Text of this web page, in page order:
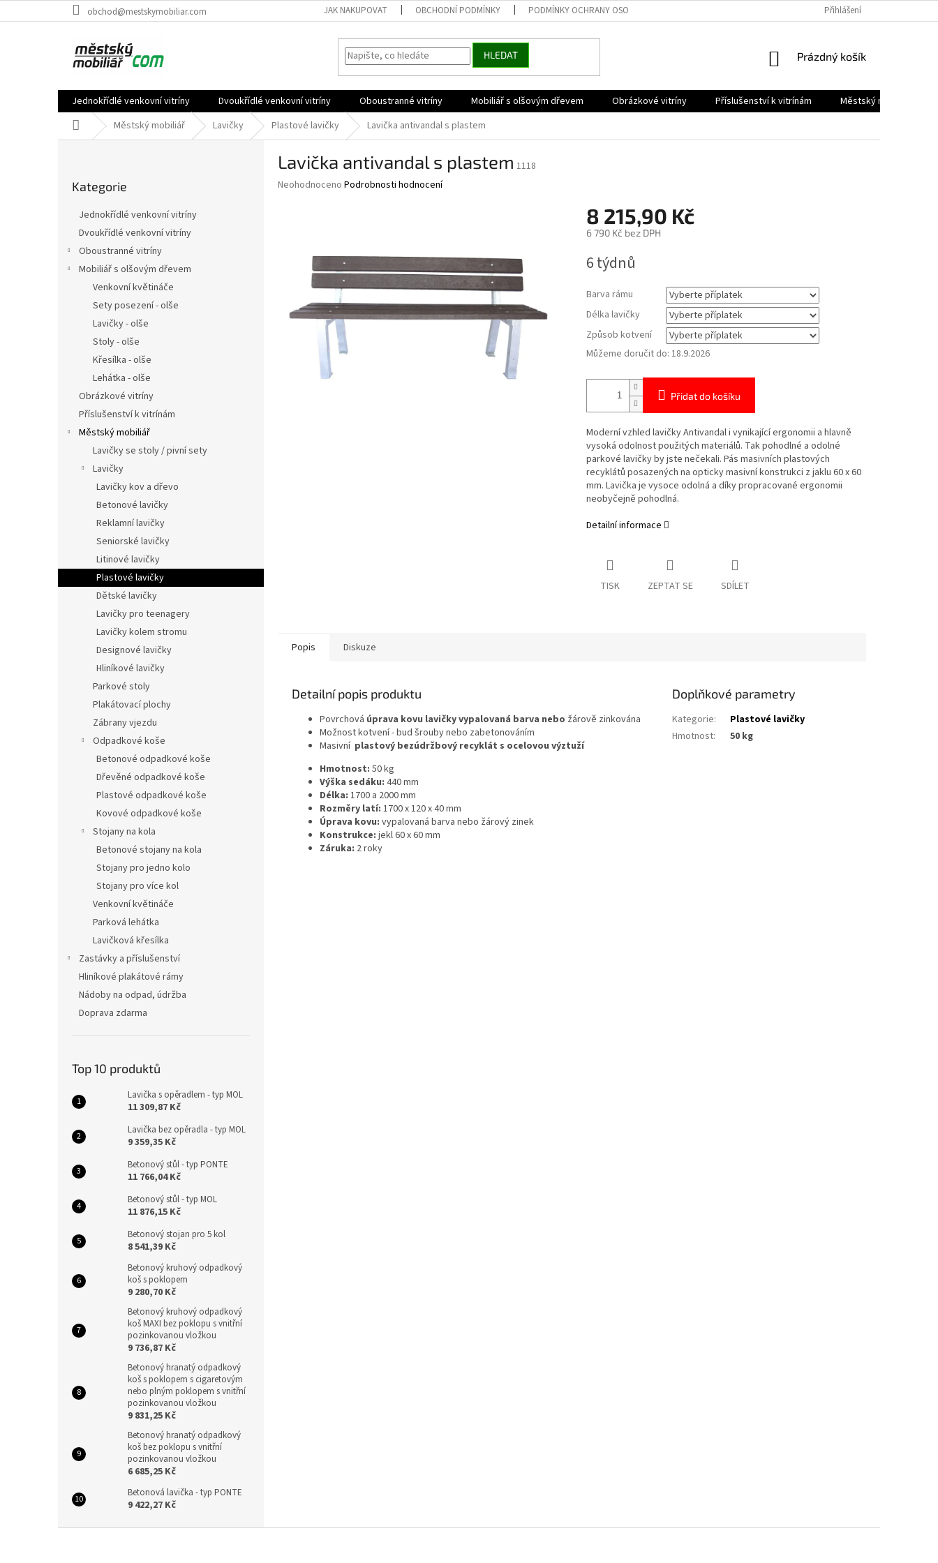
na
obchod@mestskymobiliar.com JAK NAKUPOVAT OBCHODNÍ PODMÍNKY PODMÍNKY OCHRANY OSOBNÍCH ÚDAJŮ Přihlášení
HLEDAT
NÁKUPNÍ
Prázdný košík
Jednokřídlé venkovní vitríny Dvoukřídlé venkovní vitríny Oboustranné vitríny Mobiliář s olšovým dřevem Obrázkové vitríny Příslušenství k vitrínám
Městský mobiliář
Domů Městský mobiliář Lavičky Plastové lavičky Lavička antivandal s plastem
kategorie
Kategorie
Jednokřídlé venkovní vitríny
Dvoukřídlé venkovní vitríny
Oboustranné vitríny
Mobiliář s olšovým dřevem
Venkovní květináče
Sety posezení - olše
Lavičky - olše
Stoly - olše
Křesílka - olše
Lehátka - olše
Obrázkové vitríny
Příslušenství k vitrínám
Městský mobiliář
Lavičky se stoly / pivní sety
Lavičky
Lavičky kov a dřevo
Betonové lavičky
Reklamní lavičky
Seniorské lavičky
Litinové lavičky
Plastové lavičky
Dětské lavičky
Lavičky pro teenagery
Lavičky kolem stromu
Designové lavičky
Hliníkové lavičky
Parkové stoly
Plakátovací plochy
Zábrany vjezdu
Odpadkové koše
Betonové odpadkové koše
Dřevěné odpadkové koše
Plastové odpadkové koše
Kovové odpadkové koše
Stojany na kola
Betonové stojany na kola
Stojany pro jedno kolo
Stojany pro více kol
Venkovní květináče
Parková lehátka
Lavičková křesílka
Zastávky a příslušenství
Hliníkové plakátové rámy
Nádoby na odpad, údržba
Doprava zdarma
Top 10 produktů
Lavička s opěradlem - typ MOL
11 309,87 Kč
Lavička bez opěradla - typ MOL
9 359,35 Kč
Betonový stůl - typ PONTE
11 766,04 Kč
Betonový stůl - typ MOL
11 876,15 Kč
Betonový stojan pro 5 kol
8 541,39 Kč
Betonový kruhový odpadkový
koš s poklopem
9 280,70 Kč
Betonový kruhový odpadkový
koš MAXI bez poklopu s vnitřní
pozinkovanou vložkou
9 736,87 Kč
Betonový hranatý odpadkový
koš s poklopem s cigaretovým
nebo plným poklopem s vnitřní
pozinkovanou vložkou
9 831,25 Kč
Betonový hranatý odpadkový
koš bez poklopu s vnitřní
pozinkovanou vložkou
6 685,25 Kč
Betonová lavička - typ PONTE
9 422,27 Kč
Lavička antivandal s plastem 1118
Průměrné
hvězdiček.
Neohodnoceno Podrobnosti hodnocení
8 215,90 Kč
6 790 Kčbez DPH
cena:
6 týdnů
Barva rámu
Délka lavičky
Způsob kotvení
Můžeme doručit do: 18.9.2026
Přidat do košíku
Moderní vzhled lavičky Antivandal i vynikající ergonomii a hlavně
vysoká odolnost použitých materiálů. Tak pohodlné a odolné
parkové lavičky by jste nečekali. Pás masivních plastových
recyklátů posazených na opticky masivní konstrukci z jaklu 60 x 60
mm. Lavička je vysoce odolná a díky propracované ergonomii
neobyčejně pohodlná.
Detailní informace
TISK ZEPTAT SE SDÍLET
Popis Diskuze
Detailní popis produktu
Povrchová úprava kovu lavičky vypalovaná barva nebo žárově zinkována
Možnost kotvení - bud šrouby nebo zabetonováním
Masivní plastový bezúdržbový recyklát s ocelovou výztuží
Hmotnost: 50 kg
Výška sedáku: 440 mm
Délka: 1700 a 2000 mm
Rozměry latí: 1700 x 120 x 40 mm
Úprava kovu: vypalovaná barva nebo žárový zinek
Konstrukce: jekl 60 x 60 mm
Záruka: 2 roky
Doplňkové parametry
Kategorie:
Plastové lavičky
Hmotnost: 50 kg